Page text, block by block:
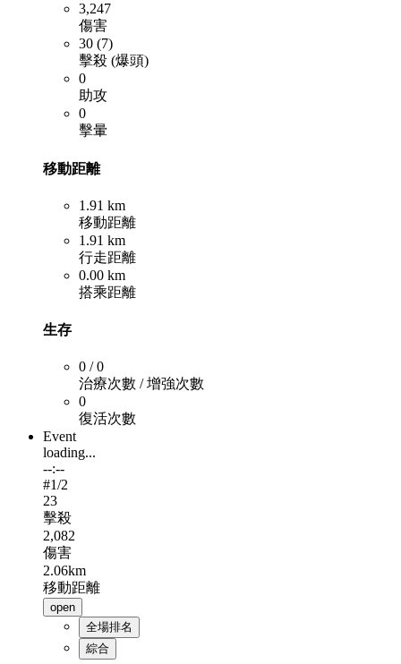
3,247
傷害
30 (7)
擊殺 (爆頭)
0
助攻
0
擊暈
移動距離
1.91 km
移動距離
1.91 km
行走距離
0.00 km
搭乘距離
生存
0 / 0
治療次數 / 增強次數
0
復活次數
Event
loading...
--:--
#1/2
23
擊殺
2,082
傷害
2.06km
移動距離
open
全場排名
綜合